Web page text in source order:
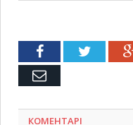
FacebookTwitter
Емейл
КОМЕНТАРІ